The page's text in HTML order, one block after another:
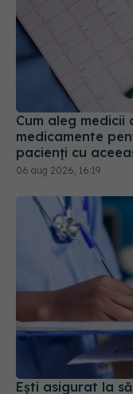
Cum aleg
medicamente
pacienți cu
tratamente
06 aug 2026, 16:19
Ești asigurat la
prin CNAS și
primi